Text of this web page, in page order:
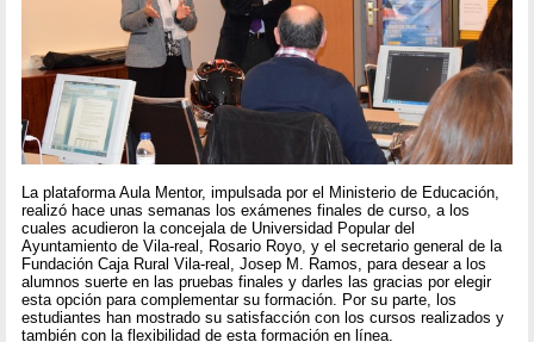
La plataforma Aula Mentor, impulsada por el Ministerio de Educación,
realizó hace unas semanas los exámenes finales de curso, a los
cuales acudieron la concejala de Universidad Popular del
Ayuntamiento de Vila-real, Rosario Royo, y el secretario general de la
Fundación Caja Rural Vila-real, Josep M. Ramos, para desear a los
alumnos suerte en las pruebas finales y darles las gracias por elegir
esta opción para complementar su formación. Por su parte, los
estudiantes han mostrado su satisfacción con los cursos realizados y
también con la flexibilidad de esta formación en línea.